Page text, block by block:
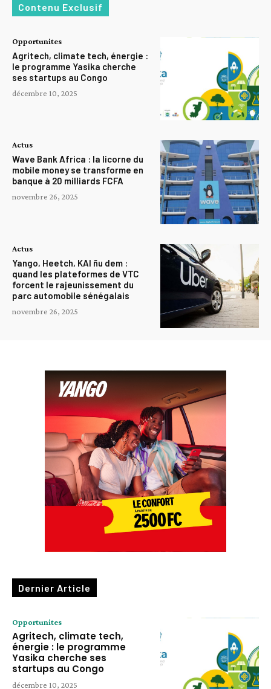
Contenu Exclusif
Opportunites
Agritech, climate tech, énergie :
le programme Yasika cherche
ses startups au Congo
décembre 10, 2025
Actus
Wave Bank Africa : la licorne du
mobile money se transforme en
banque à 20 milliards FCFA
novembre 26, 2025
Actus
Yango, Heetch, KAI ñu dem :
quand les plateformes de VTC
forcent le rajeunissement du
parc automobile sénégalais
novembre 26, 2025
Dernier Article
Opportunites
Agritech, climate tech,
énergie : le programme
Yasika cherche ses
startups au Congo
décembre 10, 2025